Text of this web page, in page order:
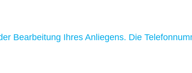
Bearbeitung Ihres Anliegens. Die